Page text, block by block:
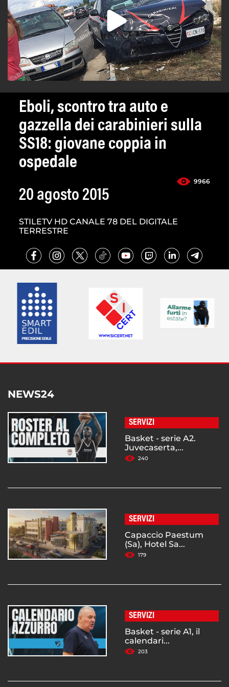
Eboli, scontro tra auto e
gazzella dei carabinieri sulla
SS18: giovane coppia in
ospedale
9966
20 agosto 2015
STILETV HD CANALE 78 DEL DIGITALE
TERRESTRE
NEWS24
SERVIZI
Basket - serie A2.
Juvecaserta,...
240
SERVIZI
Capaccio Paestum
(Sa), Hotel Sa...
179
SERVIZI
Basket - serie A1, il
calendari...
203